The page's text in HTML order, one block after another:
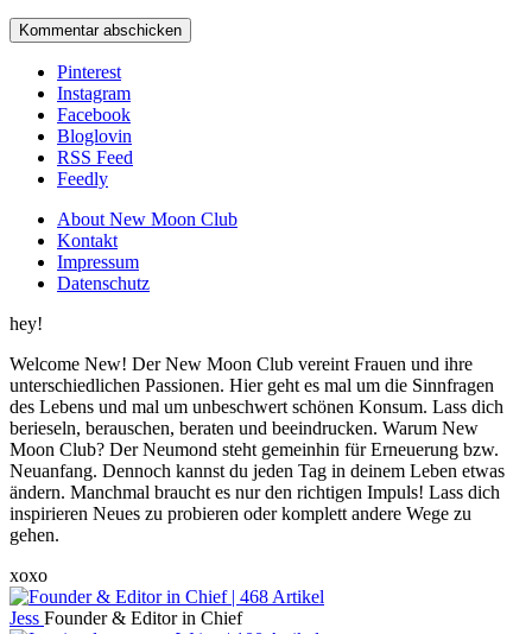
Pinterest
Instagram
Facebook
Bloglovin
RSS Feed
Feedly
About New Moon Club
Kontakt
Impressum
Datenschutz
hey!
Welcome New! Der New Moon Club vereint Frauen und ihre
unterschiedlichen Passionen. Hier geht es mal um die Sinnfragen
des Lebens und mal um unbeschwert schönen Konsum. Lass dich
berieseln, berauschen, beraten und beeindrucken. Warum New
Moon Club? Der Neumond steht gemeinhin für Erneuerung bzw.
Neuanfang. Dennoch kannst du jeden Tag in deinem Leben etwas
ändern. Manchmal braucht es nur den richtigen Impuls! Lass dich
inspirieren Neues zu probieren oder komplett andere Wege zu
gehen.
xoxo
Jess Founder & Editor in Chief